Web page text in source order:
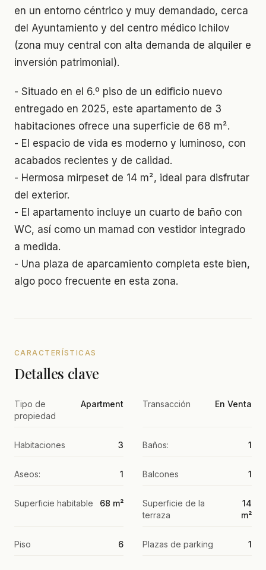
en un entorno céntrico y muy demandado, cerca
del Ayuntamiento y del centro médico Ichilov
(zona muy central con alta demanda de alquiler e
inversión patrimonial).
- Situado en el 6.º piso de un edificio nuevo
entregado en 2025, este apartamento de 3
habitaciones ofrece una superficie de 68 m².
- El espacio de vida es moderno y luminoso, con
acabados recientes y de calidad.
- Hermosa mirpeset de 14 m², ideal para disfrutar
del exterior.
- El apartamento incluye un cuarto de baño con
WC, así como un mamad con vestidor integrado
a medida.
- Una plaza de aparcamiento completa este bien,
algo poco frecuente en esta zona.
CARACTERÍSTICAS
Detalles clave
Tipo de
propiedad
Apartment Transacción En Venta
Habitaciones 3 Baños: 1
Aseos: 1 Balcones 1
Superficie habitable 68 m²
Superficie de la
terraza
14
m²
Piso 6 Plazas de parking 1